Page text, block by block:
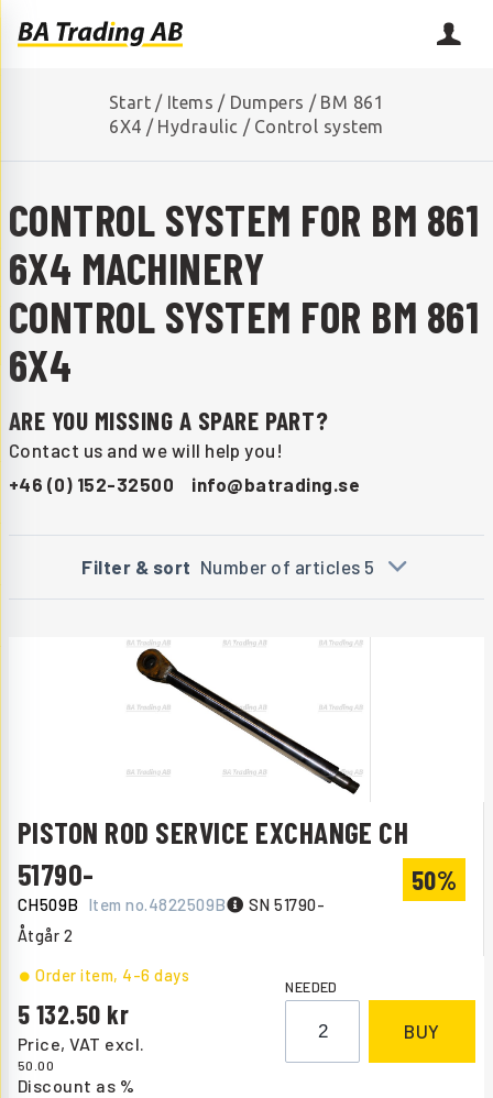
Start / Items / Dumpers / BM 861
6X4 / Hydraulic / Control system
CONTROL SYSTEM FOR BM 861
6X4 MACHINERY
CONTROL SYSTEM FOR BM 861
6X4
ARE YOU MISSING A SPARE PART?
Contact us and we will help you!
+46 (0) 152-32500
info@batrading.se
Filter & sort Number of articles 5
50%
PISTON ROD SERVICE EXCHANGE CH
51790-
CH509B Item no.4822509B SN 51790-
Åtgår 2
Price, VAT excl.
5 132.50
Discount as %
50.00
Order item, 4-6 days
NEEDED
BUY